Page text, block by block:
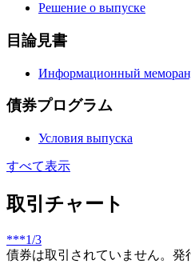
Решение о выпуске
目論見書
Информационный
債券プログラム
Условия выпуска
すべて表示
取引チャート
***1/3
債券は取引されていません。発